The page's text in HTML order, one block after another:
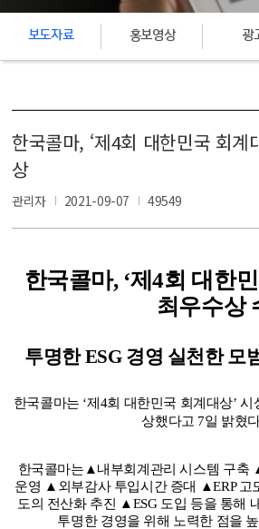
보도자료 홍보영상 광
한국콜마, ‘제4회 대한민국 회계
상
관리자 2021-09-07 49549
한국콜마, ‘제4회 대한
최우수상
투명한 ESG 경영 실천한 모
한국콜마는 ‘제4회 대한민국 회계대상’
상했다고 7일 밝혔
한국콜마는 ▲내부회계관리 시스템 구축
운영 ▲외부감사 투입시간 증대 ▲ERP 고
도의 전산화 추진 ▲ESG 도입 등을 통해
투명한 경영을 위해 노력한 점을